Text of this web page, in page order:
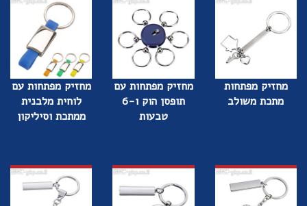
מחזיק מפתחות
מתכת משולב
מחזיק מפתחות עם
תופסן הוק ו-6
טבעות
מחזיק מפתחות עם
לוחית מלבנית
ממתכת וסיליקון